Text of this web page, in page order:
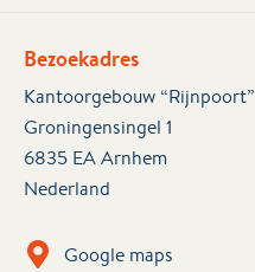
Bezoekadres
Kantoorgebouw “Rijnpoort”
Groningensingel 1
6835 EA Arnhem
Nederland
Google maps